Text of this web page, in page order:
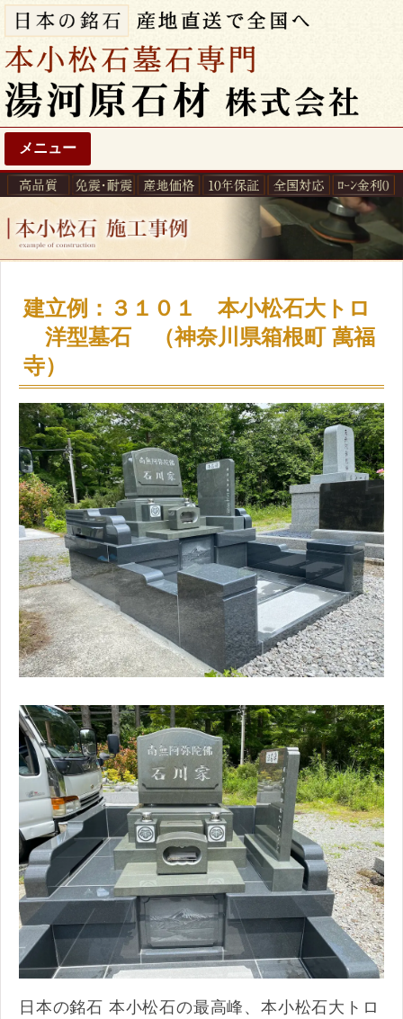
メニュー
建立例：３１０１ 本小松石大トロ
洋型墓石 （神奈川県箱根町 萬福
寺）
日本の銘石 本小松石の最高峰、本小松石大トロ